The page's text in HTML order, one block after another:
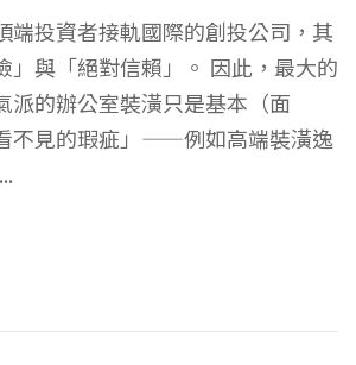
端投資者接軌國際的創投公司，其
」與「絕對信賴」。 因此，最大的
派的辦公室裝潢只是基本（面
不見的瑕疵」——例如高端裝潢逸